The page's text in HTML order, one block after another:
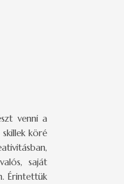
venni a
köré
saját
Érintettük